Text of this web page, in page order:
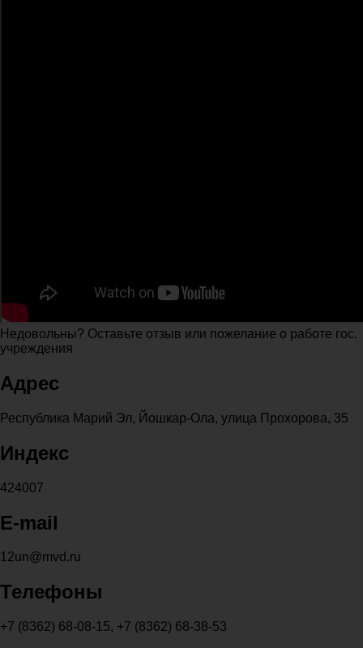
Недовольны? Оставьте отзыв или пожелание о работе гос.
учреждения
Адрес
Республика Марий Эл, Йошкар-Ола, улица Прохорова, 35
Индекс
424007
E-mail
12un@mvd.ru
Телефоны
+7 (8362) 68-08-15, +7 (8362) 68-38-53